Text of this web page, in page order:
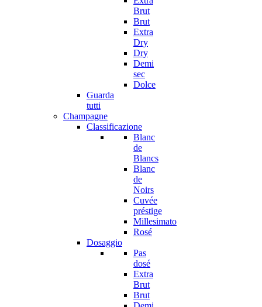
Brut
Brut
Extra
Dry
Dry
Demi
sec
Dolce
Guarda
tutti
Champagne
Classificazione
Blanc
de
Blancs
Blanc
de
Noirs
Cuvée
préstige
Millesimato
Rosé
Dosaggio
Pas
dosé
Extra
Brut
Brut